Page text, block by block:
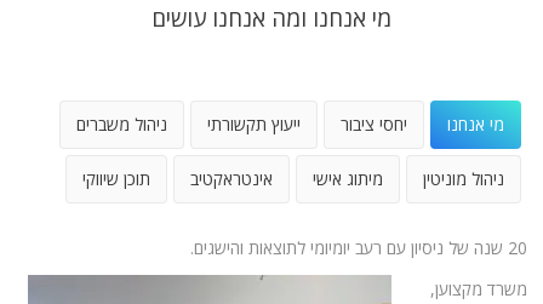
מי אנחנו ומה אנחנו עושים
מי אנחנו יחסי ציבור ייעוץ תקשורתי ניהול משברים
ניהול מוניטין מיתוג אישי אינטראקטיב תוכן שיווקי
20 שנה של ניסיון עם רעב יומיומי לתוצאות והישגים.
משרד מקצוען,